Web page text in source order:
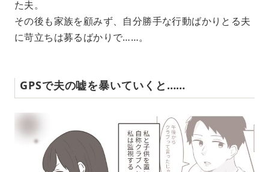
た夫。
その後も家族を顧みず、自分勝手な行動ばかりとる夫
に苛立ちは募るばかりで……。
GPSで夫の嘘を暴いていくと……